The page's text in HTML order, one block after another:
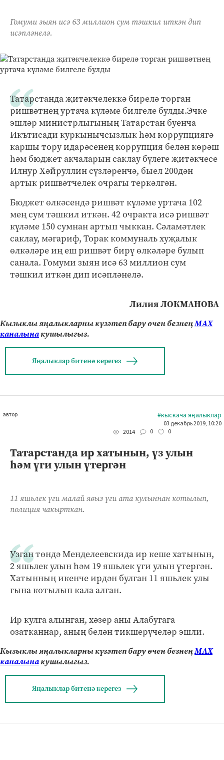
Гомуми зыян исә 63 миллион сум тәшкил иткән дип
исәпләнелә.
Татарстанда җитәкчелеккә бирелә торган
ришвәтнең уртача күләме билгеле булды.Эчке
эшләр министрлыгының Татарстан буенча
Икътисади куркынычсызлык һәм коррупциягә
каршы тору идарәсенең коррупция белән көрәш
һәм бюджет акчаларын саклау бүлеге җитәкчесе
Илнур Хәйруллин сүзләренчә, быел 200дән
артык ришвәтчелек очрагы теркәлгән.
Бюджет өлкәсендә ришвәт күләме уртача 102
мең сум тәшкил иткән. 42 очракта исә ришвәт
күләме 150 сумнан артып чыккан. Сәламәтлек
саклау, мәгариф, Торак коммуналь хуҗалык
өлкәләре иң еш ришвәт бирү өлкәләре булып
санала. Гомуми зыян исә 63 миллион сум
тәшкил иткән дип исәпләнелә.
Лилия ЛОКМАНОВА
Кызыклы яңалыкларны күзәтеп бару өчен безнеңМАХ
каналынакушылыгыз.
Яңалыклар битенә керегез
автор #кыскача яңалыклар
03 декабрь 2019, 10:20
2014
0 0
Татарстанда ир хатынын, үз улын
һәм үги улын үтергән
11 яшьлек үги малай явыз үги ата кулыннан котылып,
полиция чакырткан.
Узган төндә Менделеевскида ир кеше хатынын,
2 яшьлек улын һәм 19 яшьлек үги улын үтергән.
Хатынның икенче ирдән булган 11 яшьлек улы
гына котылып кала алган.
Ир кулга алынган, хәзер аны Алабугага
озатканнар, аның белән тикшерүчеләр эшли.
Кызыклы яңалыкларны күзәтеп бару өчен безнеңМАХ
каналынакушылыгыз.
Яңалыклар битенә керегез